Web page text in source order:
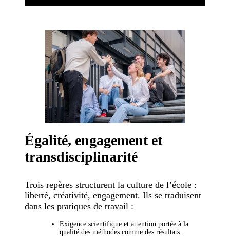
Égalité, engagement et
transdisciplinarité
Trois repères structurent la culture de l’école :
liberté, créativité, engagement. Ils se traduisent
dans les pratiques de travail :
Exigence scientifique et attention portée à la
qualité des méthodes comme des résultats.